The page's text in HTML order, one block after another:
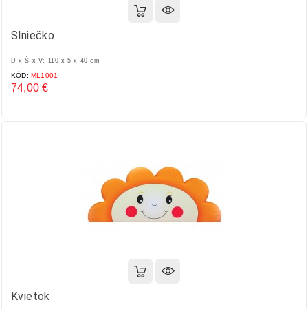
Slniečko
D x Š x V: 110 x 5 x 40 cm
KÓD: ML1001
74,00 €
Kvietok